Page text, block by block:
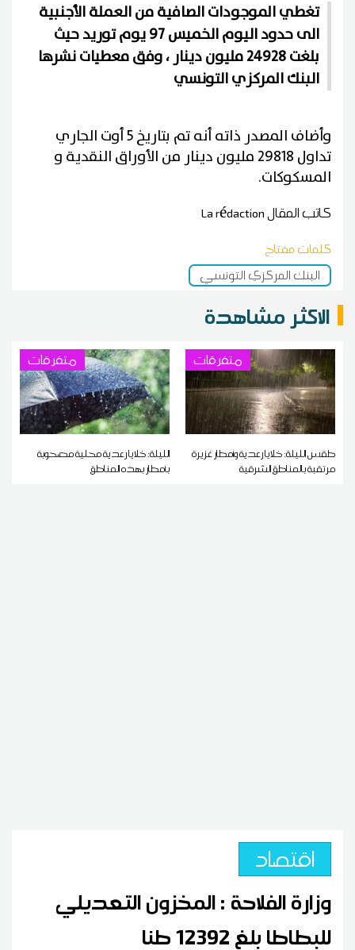
تغطي الموجودات الصافية من العملة الأجنبية
الى حدود اليوم الخميس 97 يوم توريد حيث
بلغت 24928 مليون دينار ، وفق معطيات نشرها
البنك المركزي التونسي
وأضاف المصدر ذاته أنه تم بتاريخ 5 أوت الجاري
تداول 29818 مليون دينار من الأوراق النقدية و
المسكوكات.
كاتب المقالLa rédaction
كلمات مفتاح
البنك المركزي التونسي
الاكثر مشاهدة
متفرقات
طقس الليلة: خلايا رعدية وأمطار غزيرة
مرتقبة بالمناطق الشرقية
متفرقات
الليلة: خلايا رعدية محلية مصحوبة
بأمطار بهذه المناطق
اقتصاد
وزارة الفلاحة : المخزون التعديلي
للبطاطا بلغ 12392 طنا